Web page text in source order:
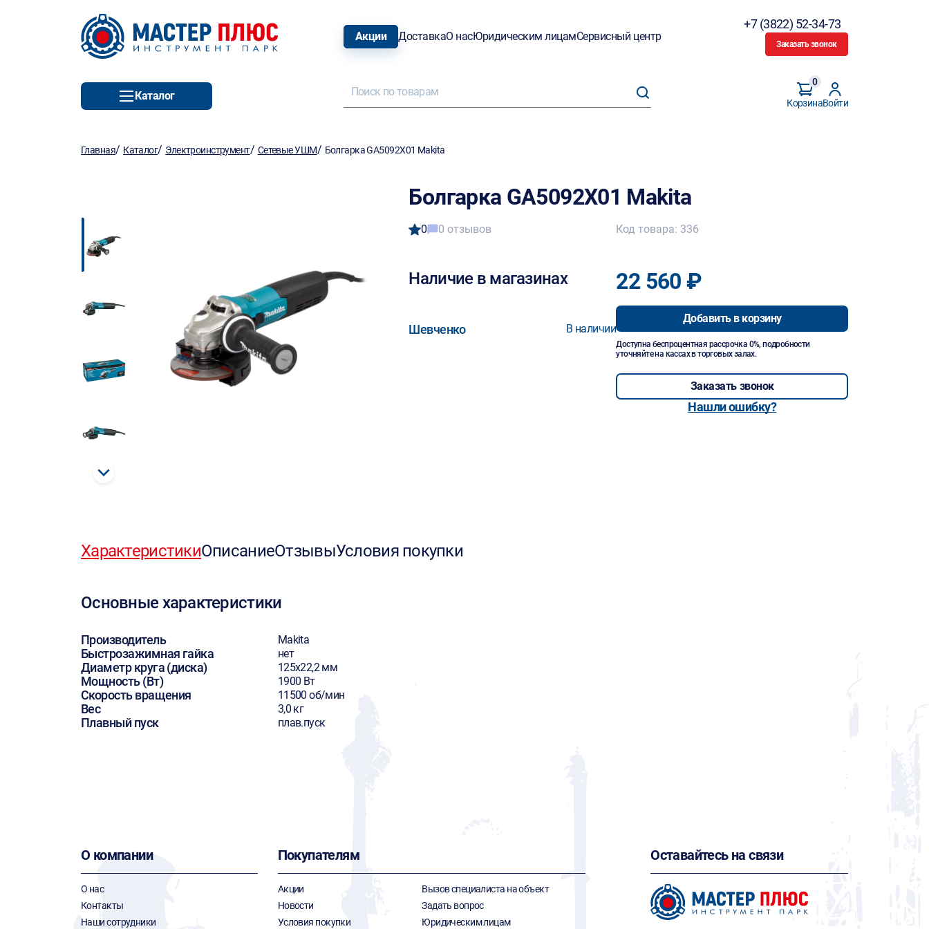
Акции ДоставкаО насЮридическим лицамСервисный центр
+7 (3822) 52-34-73
Заказать звонок
Каталог
Корзина
0
Войти
Главная/ Каталог/ Электроинструмент/ Сетевые УШМ/ Болгарка GA5092X01 Makita
Болгарка GA5092X01 Makita
0 0 отзывов
Наличие в магазинах
Шевченко В наличии
Код товара: 336
22 560 ₽
Добавить в корзину
Доступна беспроцентная рассрочка 0%, подробности
уточняйте на кассах в торговых залах.
Заказать звонок
Нашли ошибку?
ХарактеристикиОписаниеОтзывыУсловия покупки
Основные характеристики
Производитель Makita
Быстрозажимная гайка нет
Диаметр круга (диска) 125х22,2 мм
Мощность (Вт) 1900 Вт
Скорость вращения 11500 об/мин
Вес 3,0 кг
Плавный пуск плав.пуск
О компании
О нас
Контакты
Наши сотрудники
Покупателям
Акции
Новости
Условия покупки
Вызов специалиста на объект
Задать вопрос
Юридическим лицам
Оставайтесь на связи